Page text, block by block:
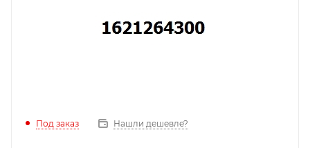
Под заказ Нашли дешевле?